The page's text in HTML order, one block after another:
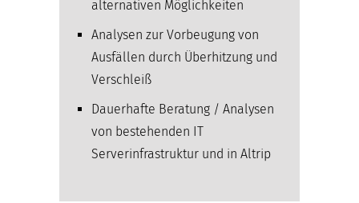
alternativen Möglichkeiten
Analysen zur Vorbeugung von
Ausfällen durch Überhitzung und
Verschleiß
Dauerhafte Beratung / Analysen
von bestehenden IT
Serverinfrastruktur und in Altrip